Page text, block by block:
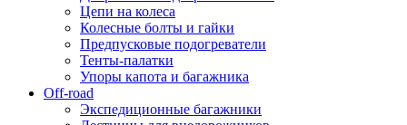
Цепи на колеса
Колесные болты и гайки
Предпусковые подогреватели
Тенты-палатки
Упоры капота и багажника
Off-road
Экспедиционные багажники